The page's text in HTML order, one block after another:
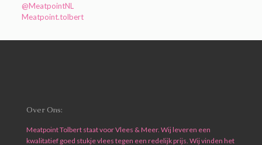
@MeatpointNL
Meatpoint.tolbert
Over Ons:
Meatpoint Tolbert staat voor Vlees & Meer. Wij leveren een
kwalitatief goed stukje vlees tegen een redelijk prijs. Wij vinden het